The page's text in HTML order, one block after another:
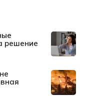
решение